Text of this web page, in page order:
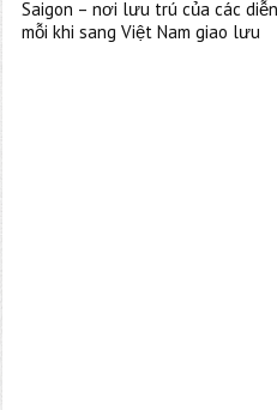
Saigon – nơi lưu trú của các
mỗi khi sang Việt Nam giao lưu